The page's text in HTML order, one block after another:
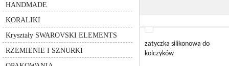
HANDMADE
zawieszki
KORALIKI
koraliki MIYUKI
agat
Kryształy SWAROVSKI ELEMENTS
zawieszki
6480 - spike pendant
6049
koraliki (beads)
5005 - kulka chessboard
5940 - kulka pandora
8558-lighting collection
przekładki
RZEMIENIE I SZNURKI
rzemień
silikon
sznurki
inne
pudełka
łańcuszki
inne
zatyczka silikonowa do
kolczyków